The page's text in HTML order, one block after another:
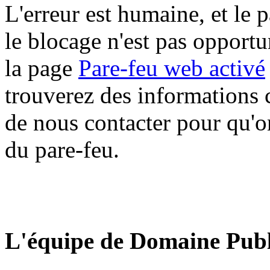
L'erreur est humaine, et le
le blocage n'est pas
la page Pare-feu web activé
trouverez des informations
de nous contacter pour
du pare-feu.
L'équipe de Domaine